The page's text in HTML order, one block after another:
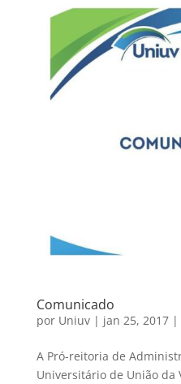
Comunicado
por Uniuv| jan 25, 2017|
A Pró-reitoria de
Universitário de União da